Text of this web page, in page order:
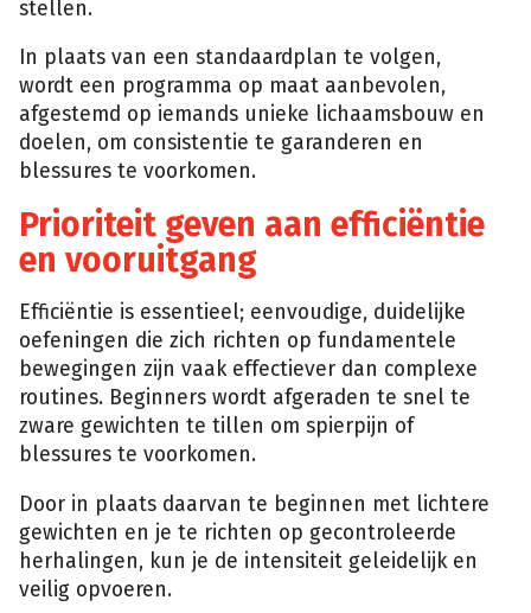
stellen.
In plaats van een standaardplan te volgen,
wordt een programma op maat aanbevolen,
afgestemd op iemands unieke lichaamsbouw en
doelen, om consistentie te garanderen en
blessures te voorkomen.
Prioriteit geven aan efficiëntie
en vooruitgang
Efficiëntie is essentieel; eenvoudige, duidelijke
oefeningen die zich richten op fundamentele
bewegingen zijn vaak effectiever dan complexe
routines. Beginners wordt afgeraden te snel te
zware gewichten te tillen om spierpijn of
blessures te voorkomen.
Door in plaats daarvan te beginnen met lichtere
gewichten en je te richten op gecontroleerde
herhalingen, kun je de intensiteit geleidelijk en
veilig opvoeren.